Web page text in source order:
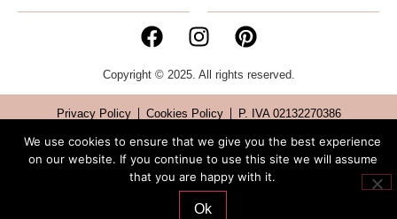
Copyright © 2025. All rights reserved.
Privacy Policy Cookies Policy P. IVA 02132270386
We use cookies to ensure that we give you the best experience
on our website. If you continue to use this site we will assume
that you are happy with it.
Ok